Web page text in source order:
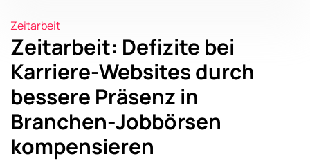
Zeitarbeit
Zeitarbeit: Defizite bei
Karriere-Websites durch
bessere Präsenz in
Branchen-Jobbörsen
kompensieren